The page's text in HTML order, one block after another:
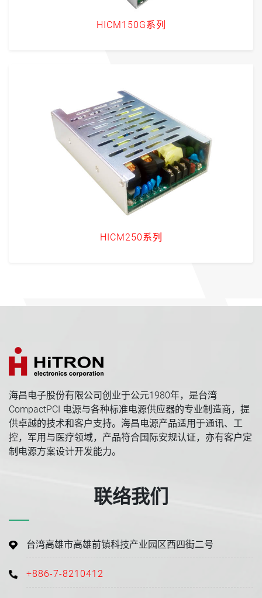
HICM150G系列
HICM250系列
海昌电子股份有限公司创业于公元1980年，是台湾
CompactPCI 电源与各种标准电源供应器的专业制造商，提
供卓越的技术和客户支持。海昌电源产品适用于通讯、工
控，军用与医疗领域，产品符合国际安规认证，亦有客户定
制电源方案设计开发能力。
联络我们
台湾高雄市高雄前镇科技产业园区西四街二号
+886-7-8210412